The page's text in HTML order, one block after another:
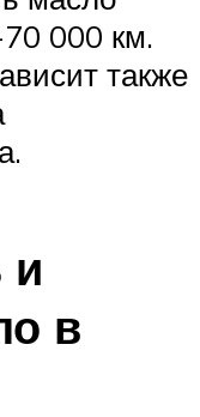
000 км.
также
и
в